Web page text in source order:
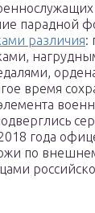
парадной
различия:
время
года
по